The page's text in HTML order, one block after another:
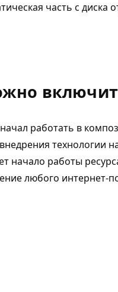
часть с диска
работать в
технологии
начало работы
любого интернет-